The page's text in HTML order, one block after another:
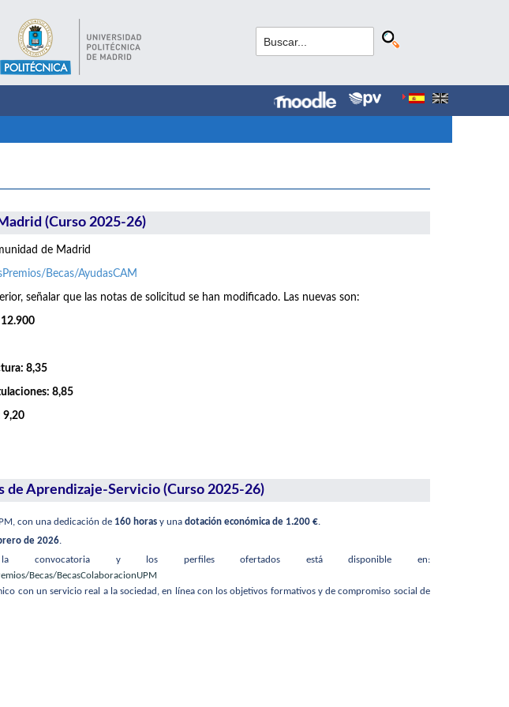
(Curso 2025-26)
de Madrid
Becas/AyudasCAM
señalar que las notas de solicitud se han modificado. Las nuevas son:
8,35
8,85
9,20
de Aprendizaje-Servicio (Curso 2025-26)
con una dedicación de 160 horas y una dotación económica de 1.200 €
de 2026.
convocatoria y los perfiles ofertados está disponible en:
Becas/BecasColaboracionUPM
con un servicio real a la sociedad, en línea con los objetivos formativos y de compromiso social de